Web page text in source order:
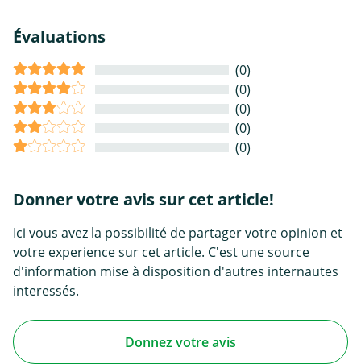
Évaluations
(0)
(0)
(0)
(0)
(0)
Donner votre avis sur cet article!
Ici vous avez la possibilité de partager votre opinion et
votre experience sur cet article. C'est une source
d'information mise à disposition d'autres internautes
interessés.
Donnez votre avis